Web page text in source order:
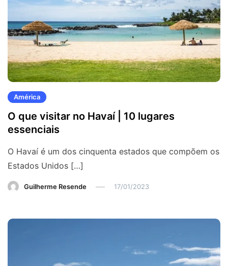
América
O que visitar no Havaí | 10 lugares
essenciais
O Havaí é um dos cinquenta estados que compõem os
Estados Unidos […]
Guilherme Resende 17/01/2023